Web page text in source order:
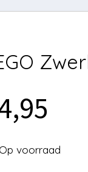
Op voorraad